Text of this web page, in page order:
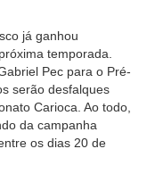
já ganhou
temporada.
Pec para o Pré-
serão desfalques
Carioca. Ao todo,
da campanha
os dias 20 de